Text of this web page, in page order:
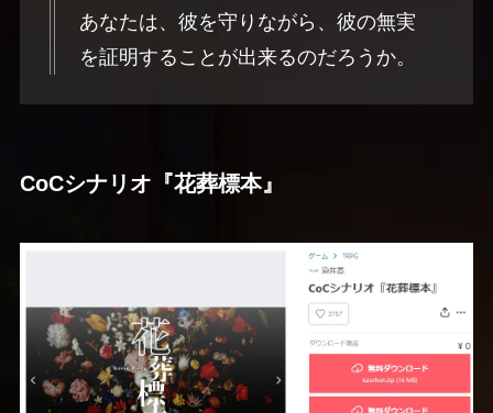
あなたは、彼を守りながら、彼の無実
を証明することが出来るのだろうか。
CoCシナリオ『花葬標本』